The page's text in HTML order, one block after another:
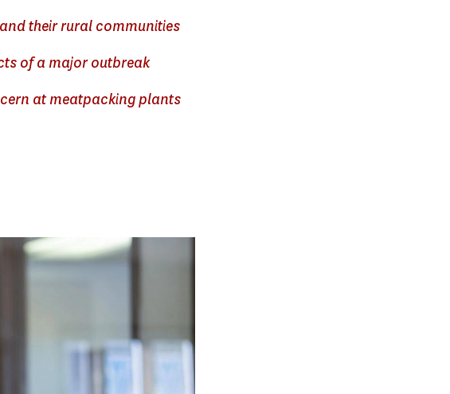
their rural communities
of a major outbreak
at meatpacking plants